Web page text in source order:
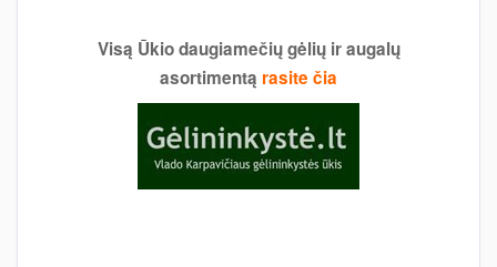
Visą Ūkio daugiamečių gėlių ir augalų
asortimentą rasite čia